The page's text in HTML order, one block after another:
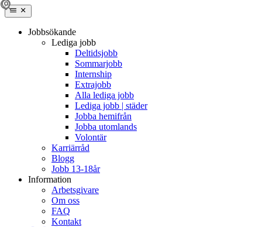
Jobbsökande
Lediga jobb
Deltidsjobb
Sommarjobb
Internship
Extrajobb
Alla lediga jobb
Lediga jobb | städer
Jobba hemifrån
Jobba utomlands
Volontär
Karriärråd
Blogg
Jobb 13-18år
Information
Arbetsgivare
Om oss
FAQ
Kontakt